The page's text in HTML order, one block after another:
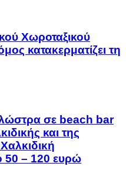
Χωροταξικού
κατακερματίζει τη
σε beach bar
και της
50 – 120 ευρώ